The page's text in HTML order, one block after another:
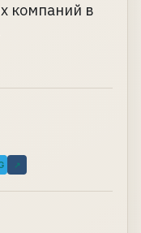
компаний в
↗